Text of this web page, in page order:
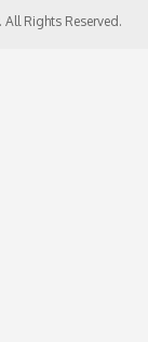
Rights Reserved.